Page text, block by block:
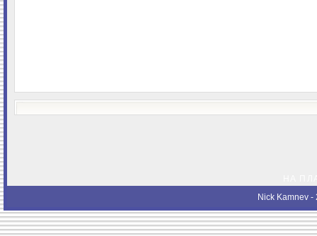
Nick Kamnev -